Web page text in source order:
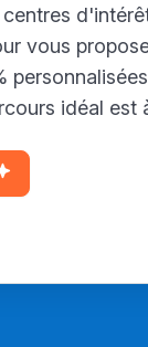
vous
idéal est